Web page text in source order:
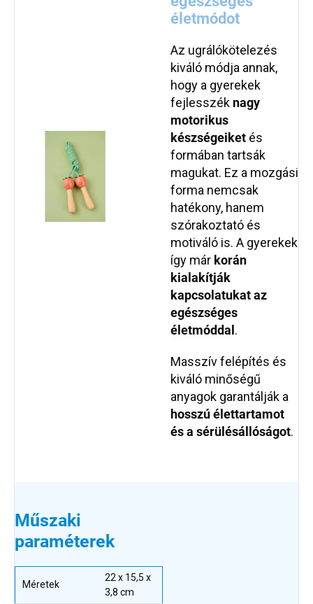
életmódot
Az ugrálókötelezés
kiváló módja annak,
hogy a gyerekek
fejlesszék nagy
motorikus
készségeiket és
formában tartsák
magukat. Ez a mozgási
forma nemcsak
hatékony, hanem
szórakoztató és
motiváló is. A gyerekek
így már korán
kialakítják
kapcsolatukat az
egészséges
életmóddal .
Masszív felépítés és
kiváló minőségű
anyagok garantálják a
hosszú élettartamot
és a sérülésállóságot.
Műszaki
paraméterek
Méretek
22 x 15,5 x
3,8 cm